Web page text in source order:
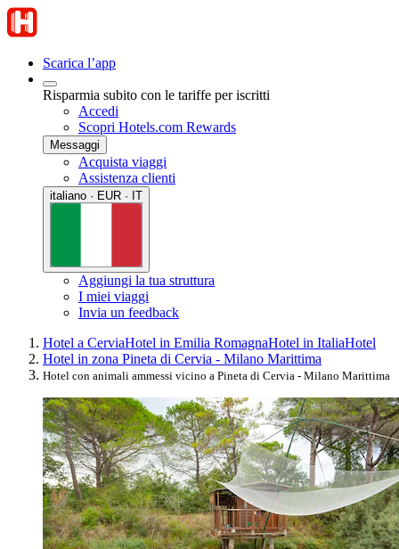
Scarica l’app
Risparmia subito con le tariffe per iscritti
Accedi
Scopri Hotels.com Rewards
Messaggi
Acquista viaggi
Assistenza clienti
italiano · EUR · IT
Aggiungi la tua struttura
I miei viaggi
Invia un feedback
Hotel a CerviaHotel in Emilia RomagnaHotel in ItaliaHotel
Hotel in zona Pineta di Cervia - Milano Marittima
Hotel con animali ammessi vicino a Pineta di Cervia - Milano Marittima